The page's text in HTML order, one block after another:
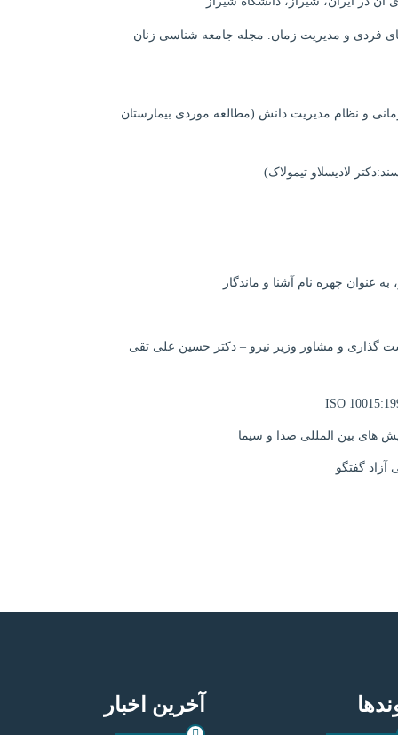
فردی و مدیریت زمان. مجله جامعه شناسی زنان
و نظام مدیریت دانش (مطالعه موردی بیمارستان
لادیسلاو تیمولاک)
عنوان چهره نام آشنا و ماندگار
گذاری و مشاور وزیر نیرو – دکتر حسین علی تقی
های بین المللی صدا و سیما
گفتگو
آخرین اخبار